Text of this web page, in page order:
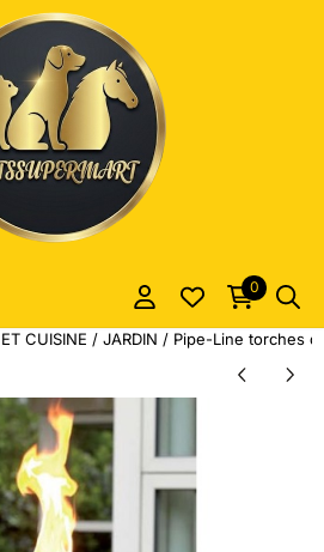
actuellement fermées.
0
CUISINE / JARDIN / Pipe-Line torches